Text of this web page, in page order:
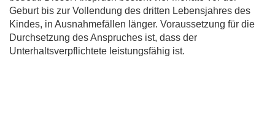
Geburt bis zur Vollendung des dritten Lebensjahres des
Kindes, in Ausnahmefällen länger. Voraussetzung für die
Durchsetzung des Anspruches ist, dass der
Unterhaltsverpflichtete leistungsfähig ist.